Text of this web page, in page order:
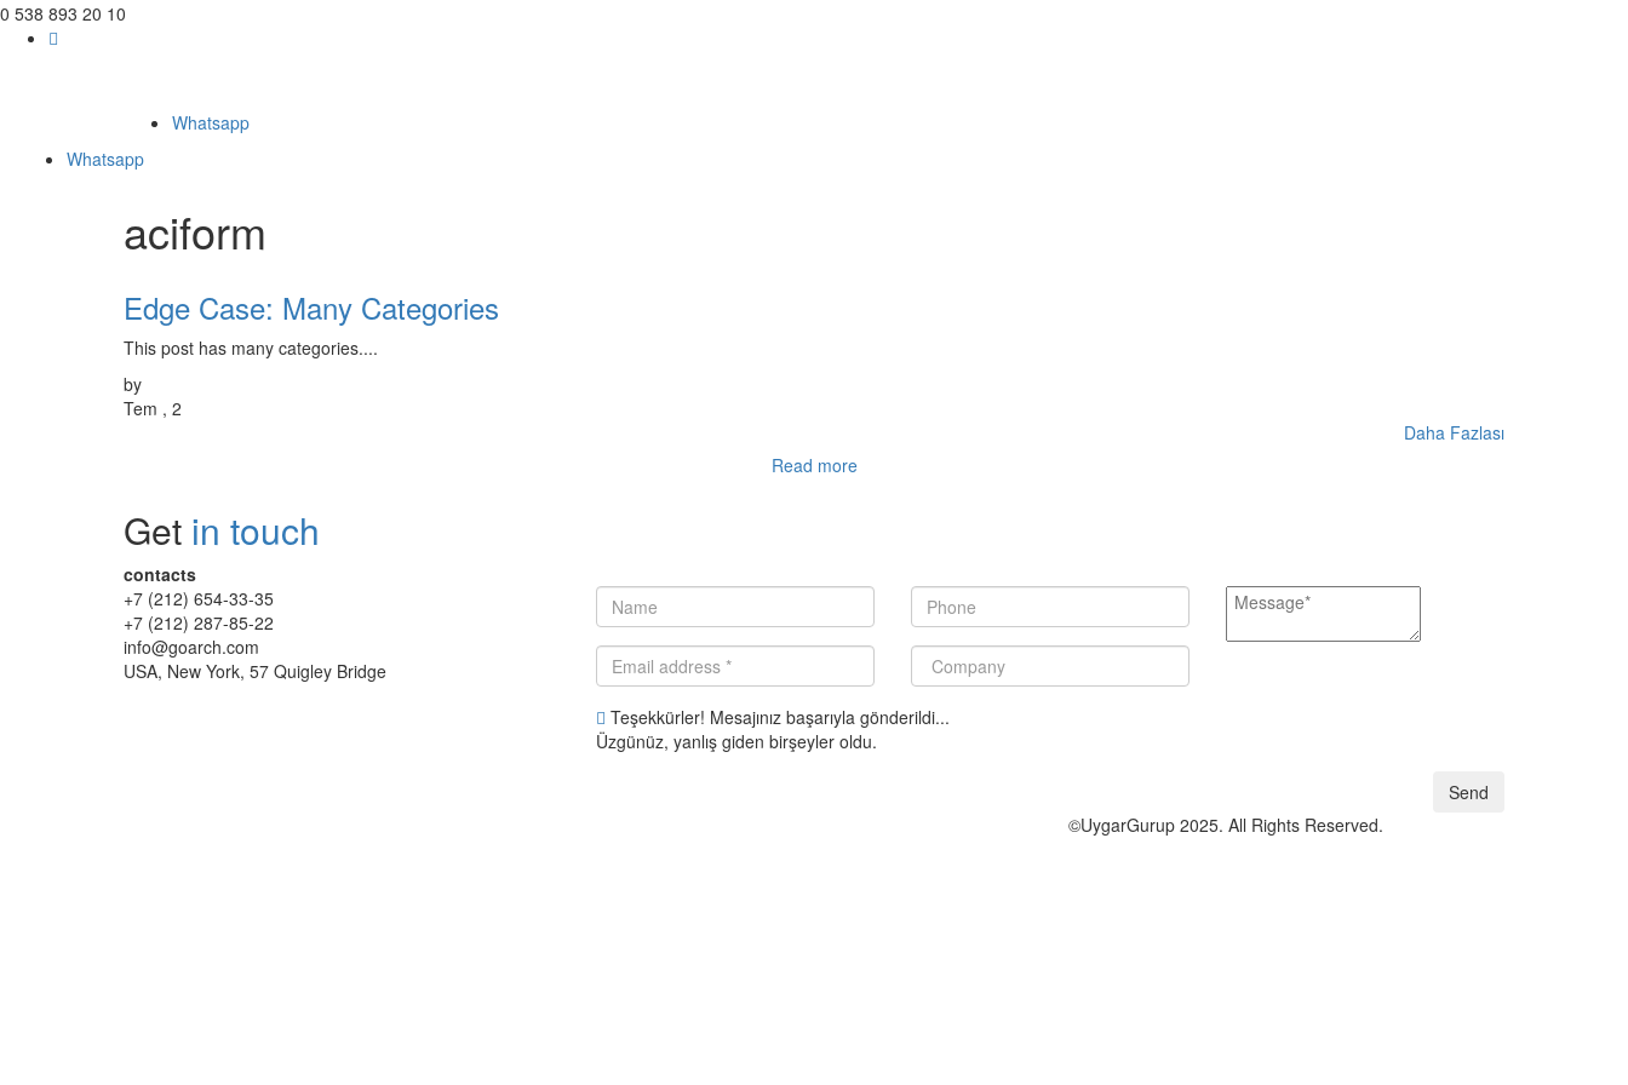
0 538 893 20 10
Whatsapp
Whatsapp
aciform
Edge Case: Many Categories
This post has many categories....
by
Tem , 2
Daha Fazlası
Read more
Get in touch
contacts
+7 (212) 654-33-35
+7 (212) 287-85-22
info@goarch.com
USA, New York, 57 Quigley Bridge
Teşekkürler! Mesajınız başarıyla gönderildi...
Üzgünüz, yanlış giden birşeyler oldu.
Send
©UygarGurup 2025. All Rights Reserved.